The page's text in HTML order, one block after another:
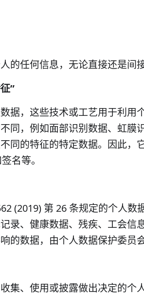
的任何信息，无论直接还是间
”
据，这些技术或工艺用于利用
同，例如面部识别数据、虹膜
同的特征的特定数据。因此，
名等。
(2019) 第 26 条规定的个人
录、健康数据、残疾、工会信
的数据，由个人数据保护委员会
集、使用或披露做出决定的个人